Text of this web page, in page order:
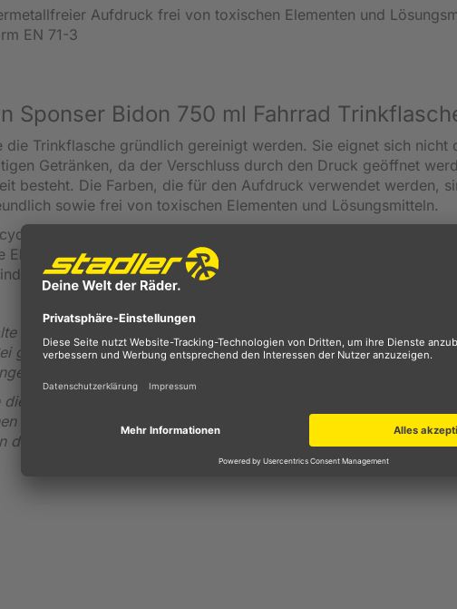
Aufdruck frei von toxischen Elementen und
EN 71-3
Sponser Bidon 750 ml Fahrrad
die Trinkflasche gründlich gereinigt werden. Sie eignet sich nicht
Getränken, da der Verschluss durch den Druck geöffnet
besteht. Die Farben, die für den Aufdruck verwendet werden,
sowie frei von toxischen Elementen und Lösungsmitteln.
und bei der Herstellung wird die Europa-Norm EN 71 Teil
in Kinderspielzeugen enthalten sein dürfen, um zu
Daher handelt es sich um eine strenge Norm.
und warme Getränke bis ca. 60 Grad Celsius, jedoch nur
gärenden oder kohlensäurehaltigen Getränken besteht keine
und plötzlich öffnen.
Druckfarben sind in handelsüblichen Haushalts-
Haushalts-Spülmitteln spülmaschinenfest. Bei Gastro und
die Haftung nicht garantiert werden.